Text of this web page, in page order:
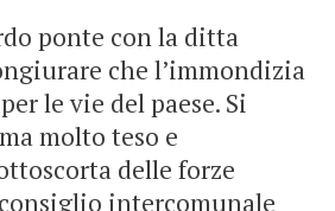
ponte con la ditta
che l’immondizia
le vie del paese. Si
molto teso e
delle forze
intercomunale